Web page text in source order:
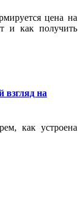
цена на
и как получить
взгляд на
как устроена